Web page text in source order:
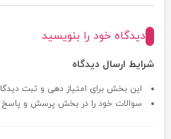
دیدگاه خود را بنویسید
شرایط ارسال دیدگاه
این بخش برای امتیاز دهی و ثبت
سوالات خود را در بخش پرسش و پاسخ